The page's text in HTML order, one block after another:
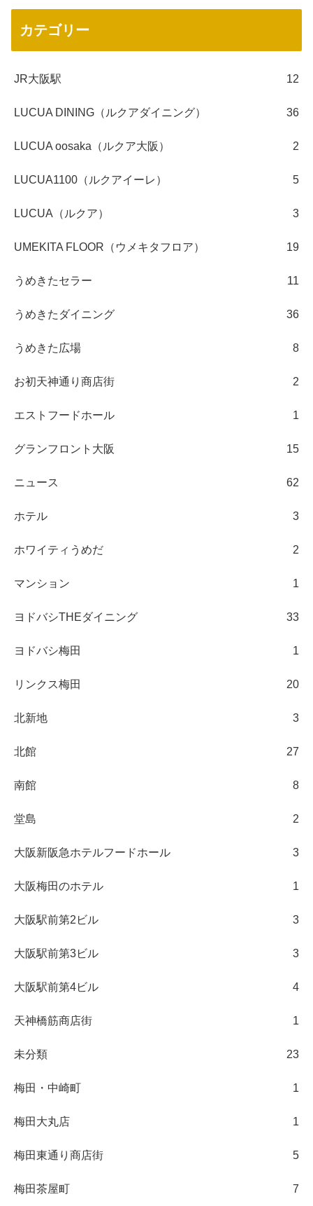
カテゴリー
JR大阪駅 12
LUCUA DINING（ルクアダイニング） 36
LUCUA oosaka（ルクア大阪） 2
LUCUA1100（ルクアイーレ） 5
LUCUA（ルクア） 3
UMEKITA FLOOR（ウメキタフロア） 19
うめきたセラー 11
うめきたダイニング 36
うめきた広場 8
お初天神通り商店街 2
エストフードホール 1
グランフロント大阪 15
ニュース 62
ホテル 3
ホワイティうめだ 2
マンション 1
ヨドバシTHEダイニング 33
ヨドバシ梅田 1
リンクス梅田 20
北新地 3
北館 27
南館 8
堂島 2
大阪新阪急ホテルフードホール 3
大阪梅田のホテル 1
大阪駅前第2ビル 3
大阪駅前第3ビル 3
大阪駅前第4ビル 4
天神橋筋商店街 1
未分類 23
梅田・中崎町 1
梅田大丸店 1
梅田東通り商店街 5
梅田茶屋町 7